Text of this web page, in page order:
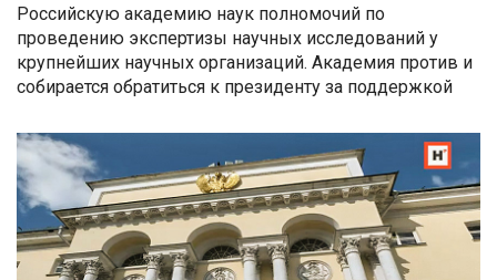
Российскую академию наук полномочий по
проведению экспертизы научных исследований у
крупнейших научных организаций. Академия против и
собирается обратиться к президенту за поддержкой